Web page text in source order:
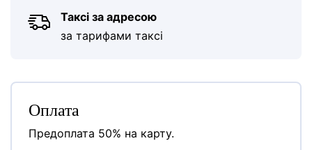
Таксі за адресою
за тарифами таксі
Оплата
Предоплата 50% на карту.